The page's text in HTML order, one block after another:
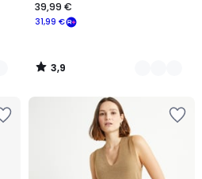
31,99 €
39,99 €
3,9
/